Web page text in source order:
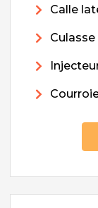
Calle
Culasse